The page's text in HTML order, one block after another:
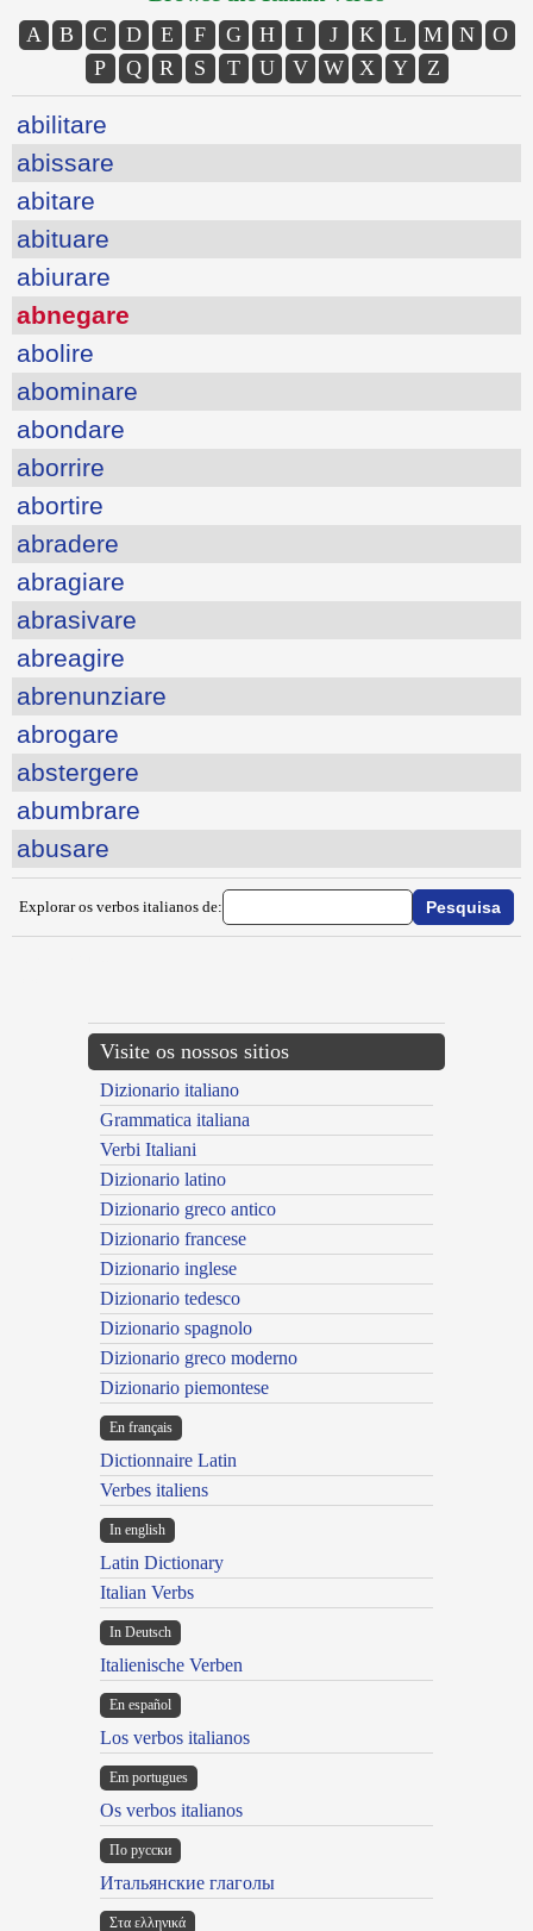
A B C D E F G H I J K L M N
O
P
Q R S T U V W X Y Z
abilitare
abissare
abitare
abituare
abiurare
abnegare
abolire
abominare
abondare
aborrire
abortire
abradere
abragiare
abrasivare
abreagire
abrenunziare
abrogare
abstergere
abumbrare
abusare
Explorar os verbos italianos de:
Visite os nossos sitios
Dizionario italiano
Grammatica italiana
Verbi Italiani
Dizionario latino
Dizionario greco antico
Dizionario francese
Dizionario inglese
Dizionario tedesco
Dizionario spagnolo
Dizionario greco moderno
Dizionario piemontese
En français
Dictionnaire Latin
Verbes italiens
In english
Latin Dictionary
Italian Verbs
In Deutsch
Italienische Verben
En español
Los verbos italianos
Em portugues
Os verbos italianos
По русски
Итальянские глаголы
Στα ελληνικά